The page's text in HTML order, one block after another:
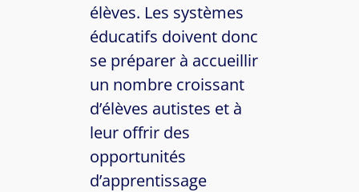
élèves. Les systèmes
éducatifs doivent donc
se préparer à accueillir
un nombre croissant
d’élèves autistes et à
leur offrir des
opportunités
d’apprentissage